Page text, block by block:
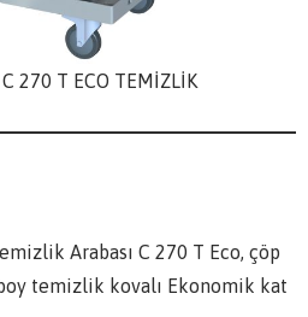
C 270 T ECO TEMİZLİK
Arabası C 270 T Eco, çöp
temizlik kovalı Ekonomik kat